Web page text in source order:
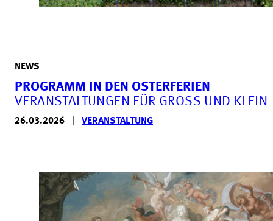
NEWS
PROGRAMM IN DEN OSTERFERIEN
VERANSTALTUNGEN FÜR GROSS UND KLEIN
26.03.2026 VERANSTALTUNG